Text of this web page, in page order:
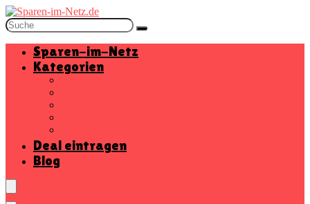
Sparen-im-Netz
Kategorien
Deal eintragen
Blog